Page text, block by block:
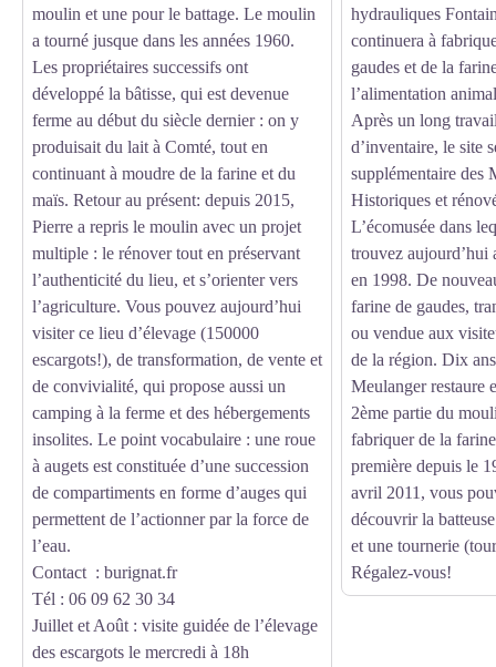
moulin et une pour le battage. Le moulin
a tourné jusque dans les années 1960.
Les propriétaires successifs ont
développé la bâtisse, qui est devenue
ferme au début du siècle dernier : on y
produisait du lait à Comté, tout en
continuant à moudre de la farine et du
maïs. Retour au présent: depuis 2015,
Pierre a repris le moulin avec un projet
multiple : le rénover tout en préservant
l’authenticité du lieu, et s’orienter vers
l’agriculture. Vous pouvez aujourd’hui
visiter ce lieu d’élevage (150000
escargots!), de transformation, de vente et
de convivialité, qui propose aussi un
camping à la ferme et des hébergements
insolites. Le point vocabulaire : une roue
à augets est constituée d’une succession
de compartiments en forme d’auges qui
permettent de l’actionner par la force de
l’eau.
Contact : burignat.fr
Tél : 06 09 62 30 34
Juillet et Août : visite guidée de l’élevage
des escargots le mercredi à 18h
hydrauliques
continuera à
gaudes et de la
l’alimentation
Après un long
d’inventaire, le site
supplémentaire des
Historiques et
L’écomusée dans
trouvez aujourd’hui
en 1998. De
farine de gaudes,
ou vendue aux
de la région. Dix
Meulanger restaure
2ème partie du
fabriquer de la
première depuis le
avril 2011, vous
découvrir la
et une tournerie
Régalez-vous!